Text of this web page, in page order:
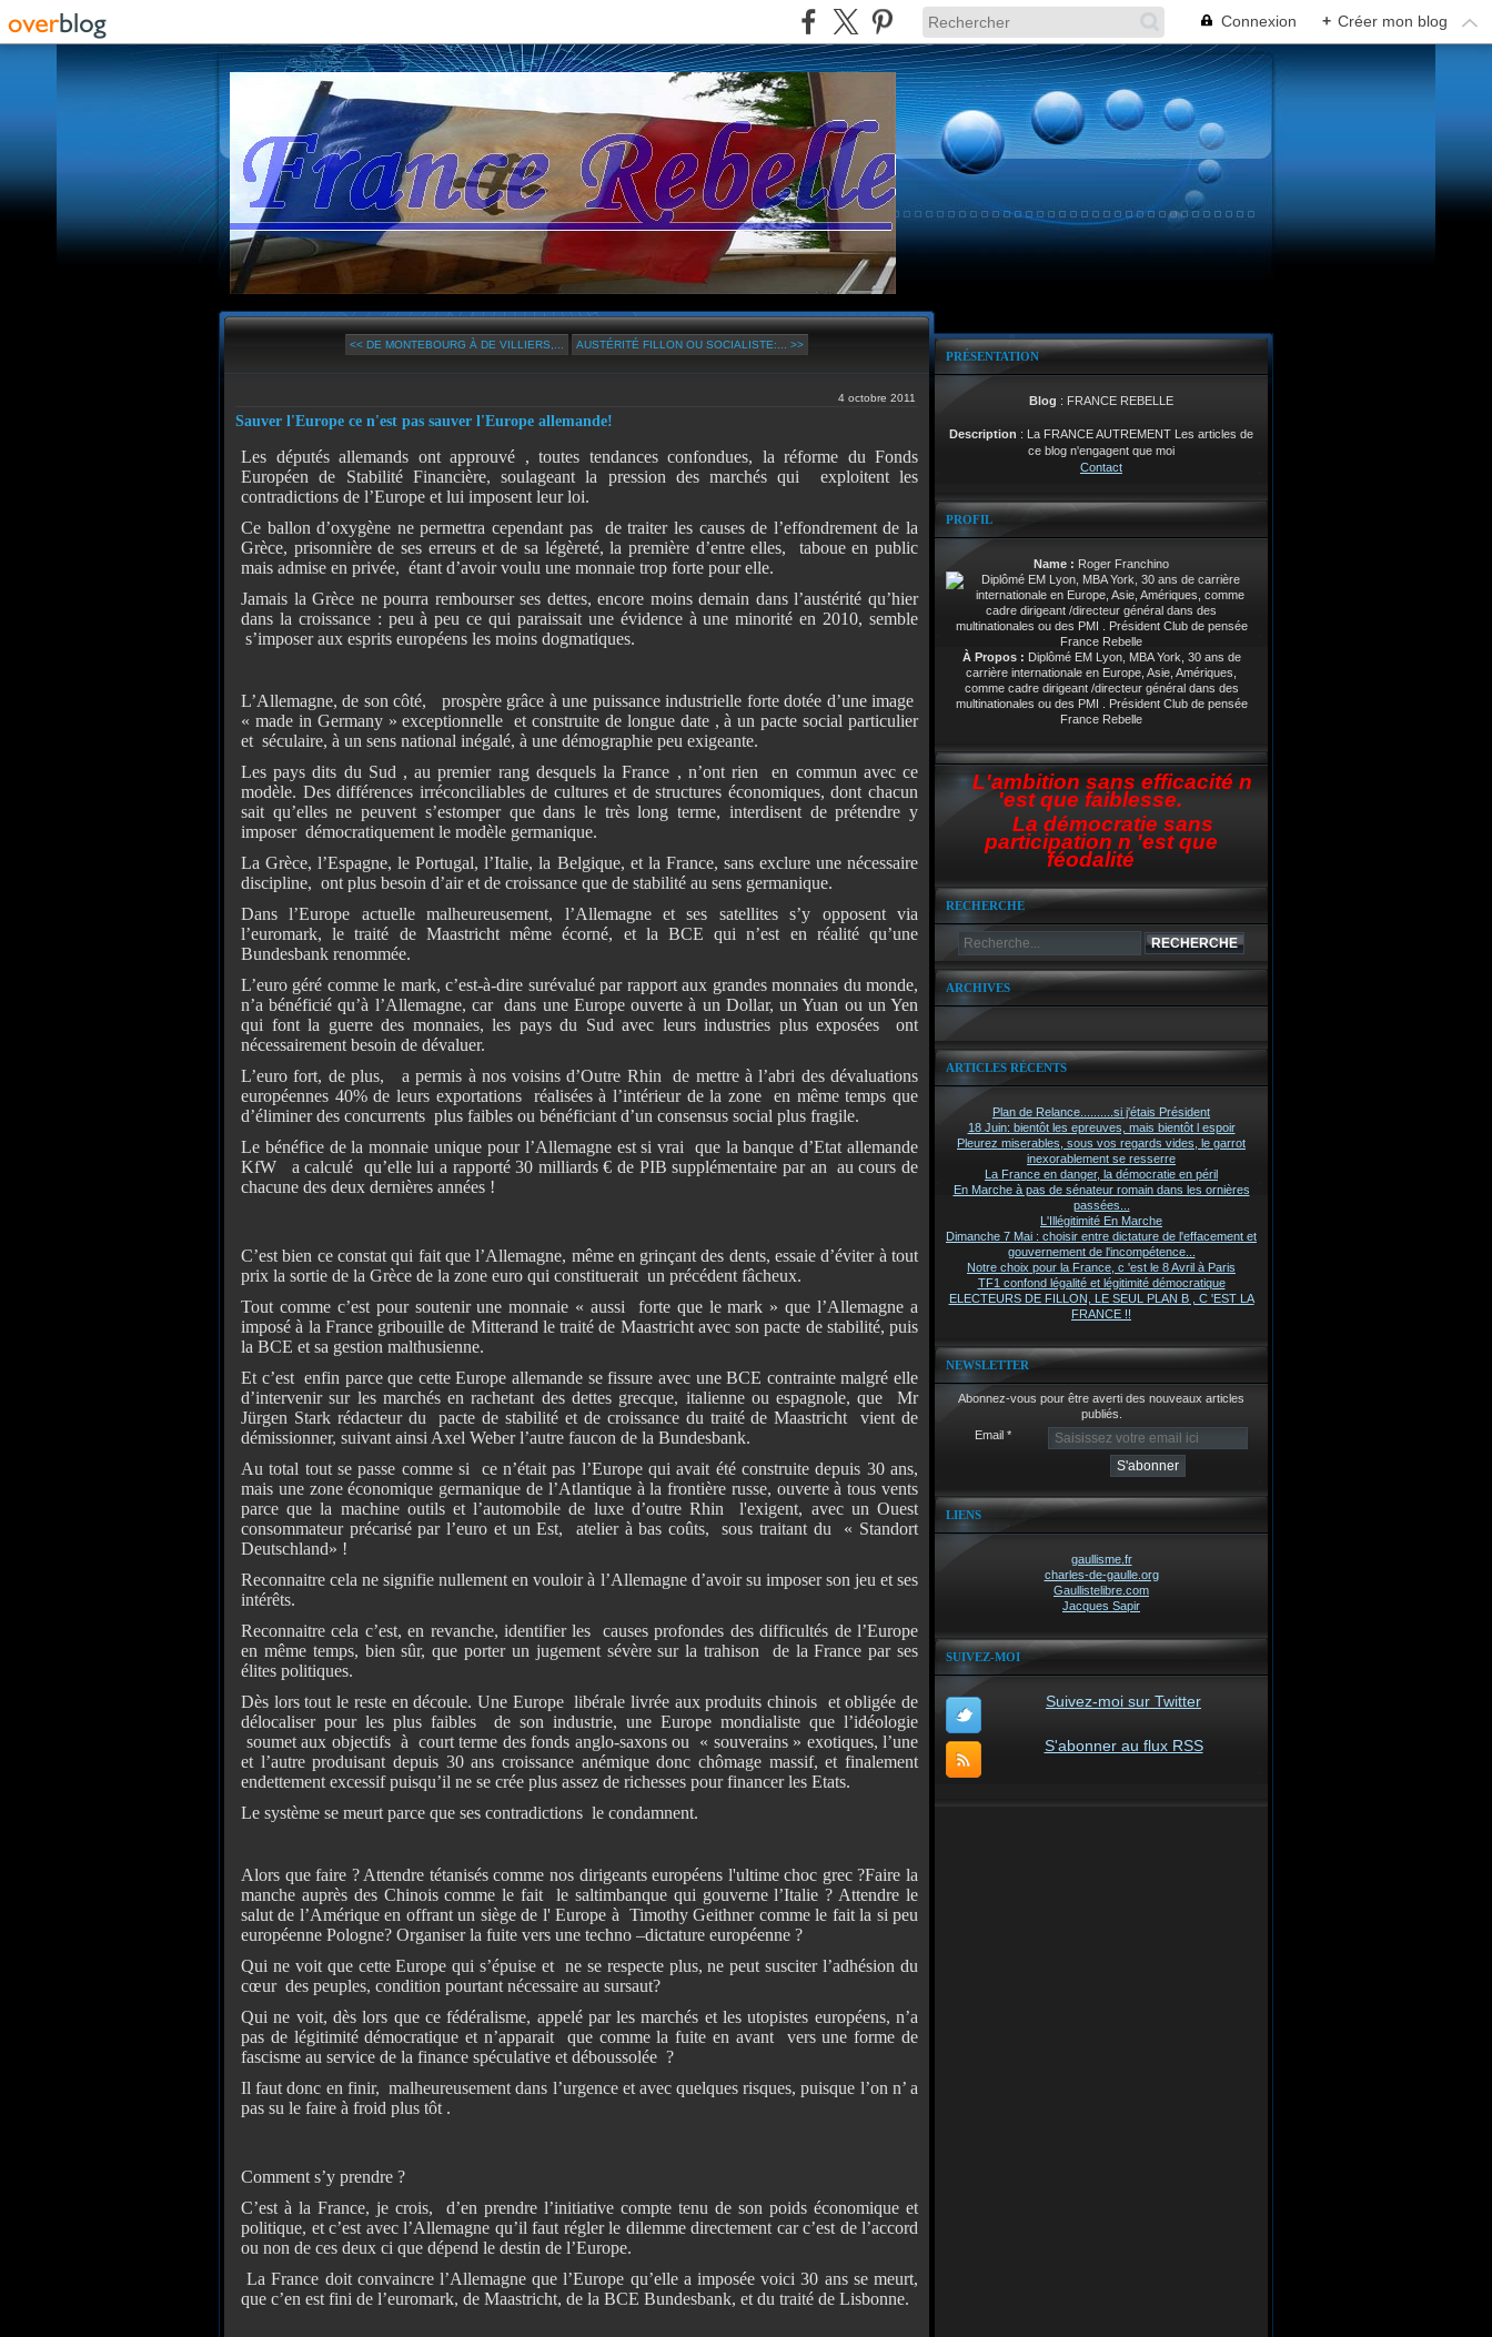
Connexion + Créer mon blog
<< DE MONTEBOURG À DE VILLIERS,... AUSTÉRITÉ FILLON OU SOCIALISTE:... >>
4 octobre 2011
Sauver l'Europe ce n'est pas sauver l'Europe allemande!
Les députés allemands ont approuvé , toutes tendances confondues, la réforme du Fonds
Européen de Stabilité Financière, soulageant la pression des marchés qui exploitent les
contradictions de l’Europe et lui imposent leur loi.
Ce ballon d’oxygène ne permettra cependant pas de traiter les causes de l’effondrement de la
Grèce, prisonnière de ses erreurs et de sa légèreté, la première d’entre elles, taboue en public
mais admise en privée, étant d’avoir voulu une monnaie trop forte pour elle.
Jamais la Grèce ne pourra rembourser ses dettes, encore moins demain dans l’austérité qu’hier
dans la croissance : peu à peu ce qui paraissait une évidence à une minorité en 2010, semble
s’imposer aux esprits européens les moins dogmatiques.
L’Allemagne, de son côté, prospère grâce à une puissance industrielle forte dotée d’une image
« made in Germany » exceptionnelle et construite de longue date , à un pacte social particulier
et séculaire, à un sens national inégalé, à une démographie peu exigeante.
Les pays dits du Sud , au premier rang desquels la France , n’ont rien en commun avec ce
modèle. Des différences irréconciliables de cultures et de structures économiques, dont chacun
sait qu’elles ne peuvent s’estomper que dans le très long terme, interdisent de prétendre y
imposer démocratiquement le modèle germanique.
La Grèce, l’Espagne, le Portugal, l’Italie, la Belgique, et la France, sans exclure une nécessaire
discipline, ont plus besoin d’air et de croissance que de stabilité au sens germanique.
Dans l’Europe actuelle malheureusement, l’Allemagne et ses satellites s’y opposent via
l’euromark, le traité de Maastricht même écorné, et la BCE qui n’est en réalité qu’une
Bundesbank renommée.
L’euro géré comme le mark, c’est-à-dire surévalué par rapport aux grandes monnaies du monde,
n’a bénéficié qu’à l’Allemagne, car dans une Europe ouverte à un Dollar, un Yuan ou un Yen
qui font la guerre des monnaies, les pays du Sud avec leurs industries plus exposées ont
nécessairement besoin de dévaluer.
L’euro fort, de plus, a permis à nos voisins d’Outre Rhin de mettre à l’abri des dévaluations
européennes 40% de leurs exportations réalisées à l’intérieur de la zone en même temps que
d’éliminer des concurrents plus faibles ou bénéficiant d’un consensus social plus fragile.
Le bénéfice de la monnaie unique pour l’Allemagne est si vrai que la banque d’Etat allemande
KfW a calculé qu’elle lui a rapporté 30 milliards € de PIB supplémentaire par an au cours de
chacune des deux dernières années !
C’est bien ce constat qui fait que l’Allemagne, même en grinçant des dents, essaie d’éviter à tout
prix la sortie de la Grèce de la zone euro qui constituerait un précédent fâcheux.
Tout comme c’est pour soutenir une monnaie « aussi forte que le mark » que l’Allemagne a
imposé à la France gribouille de Mitterand le traité de Maastricht avec son pacte de stabilité, puis
la BCE et sa gestion malthusienne.
Et c’est enfin parce que cette Europe allemande se fissure avec une BCE contrainte malgré elle
d’intervenir sur les marchés en rachetant des dettes grecque, italienne ou espagnole, que Mr
Jürgen Stark rédacteur du pacte de stabilité et de croissance du traité de Maastricht vient de
démissionner, suivant ainsi Axel Weber l’autre faucon de la Bundesbank.
Au total tout se passe comme si ce n’était pas l’Europe qui avait été construite depuis 30 ans,
mais une zone économique germanique de l’Atlantique à la frontière russe, ouverte à tous vents
parce que la machine outils et l’automobile de luxe d’outre Rhin l'exigent, avec un Ouest
consommateur précarisé par l’euro et un Est, atelier à bas coûts, sous traitant du « Standort
Deutschland» !
Reconnaitre cela ne signifie nullement en vouloir à l’Allemagne d’avoir su imposer son jeu et ses
intérêts.
Reconnaitre cela c’est, en revanche, identifier les causes profondes des difficultés de l’Europe
en même temps, bien sûr, que porter un jugement sévère sur la trahison de la France par ses
élites politiques.
Dès lors tout le reste en découle. Une Europe libérale livrée aux produits chinois et obligée de
délocaliser pour les plus faibles de son industrie, une Europe mondialiste que l’idéologie
soumet aux objectifs à court terme des fonds anglo-saxons ou « souverains » exotiques, l’une
et l’autre produisant depuis 30 ans croissance anémique donc chômage massif, et finalement
endettement excessif puisqu’il ne se crée plus assez de richesses pour financer les Etats.
Le système se meurt parce que ses contradictions le condamnent.
Alors que faire ? Attendre tétanisés comme nos dirigeants européens l'ultime choc grec ?Faire la
manche auprès des Chinois comme le fait le saltimbanque qui gouverne l’Italie ? Attendre le
salut de l’Amérique en offrant un siège de l' Europe à Timothy Geithner comme le fait la si peu
européenne Pologne? Organiser la fuite vers une techno –dictature européenne ?
Qui ne voit que cette Europe qui s’épuise et ne se respecte plus, ne peut susciter l’adhésion du
cœur des peuples, condition pourtant nécessaire au sursaut?
Qui ne voit, dès lors que ce fédéralisme, appelé par les marchés et les utopistes européens, n’a
pas de légitimité démocratique et n’apparait que comme la fuite en avant vers une forme de
fascisme au service de la finance spéculative et déboussolée ?
Il faut donc en finir, malheureusement dans l’urgence et avec quelques risques, puisque l’on n’ a
pas su le faire à froid plus tôt .
Comment s’y prendre ?
C’est à la France, je crois, d’en prendre l’initiative compte tenu de son poids économique et
politique, et c’est avec l’Allemagne qu’il faut régler le dilemme directement car c’est de l’accord
ou non de ces deux ci que dépend le destin de l’Europe.
La France doit convaincre l’Allemagne que l’Europe qu’elle a imposée voici 30 ans se meurt,
que c’en est fini de l’euromark, de Maastricht, de la BCE Bundesbank, et du traité de Lisbonne.
PRÉSENTATION
Blog : FRANCE REBELLE
Description : La FRANCE AUTREMENT Les articles de
ce blog n'engagent que moi
Contact
PROFIL
Name : Roger Franchino
À Propos : Diplômé EM Lyon, MBA York, 30 ans de
carrière internationale en Europe, Asie, Amériques,
comme cadre dirigeant /directeur général dans des
multinationales ou des PMI . Président Club de pensée
France Rebelle
L'ambition sans efficacité n
'est que faiblesse.
La démocratie sans
participation n 'est que
féodalité
RECHERCHE
ARCHIVES
ARTICLES RÉCENTS
Plan de Relance..........si j'étais Président
18 Juin: bientôt les epreuves, mais bientôt l espoir
Pleurez miserables, sous vos regards vides, le garrot
inexorablement se resserre
La France en danger, la démocratie en péril
En Marche à pas de sénateur romain dans les ornières
passées...
L'Illégitimité En Marche
Dimanche 7 Mai : choisir entre dictature de l'effacement et
gouvernement de l'incompétence...
Notre choix pour la France, c 'est le 8 Avril à Paris
TF1 confond légalité et légitimité démocratique
ELECTEURS DE FILLON, LE SEUL PLAN B , C 'EST LA
FRANCE !!
NEWSLETTER
Abonnez-vous pour être averti des nouveaux articles
publiés.
Email
LIENS
gaullisme.fr
charles-de-gaulle.org
Gaullistelibre.com
Jacques Sapir
SUIVEZ-MOI
Suivez-moi sur Twitter
S'abonner au flux RSS